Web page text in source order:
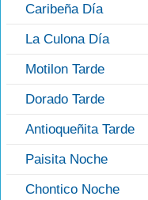
Caribeña Día
La Culona Día
Motilon Tarde
Dorado Tarde
Antioqueñita Tarde
Paisita Noche
Chontico Noche